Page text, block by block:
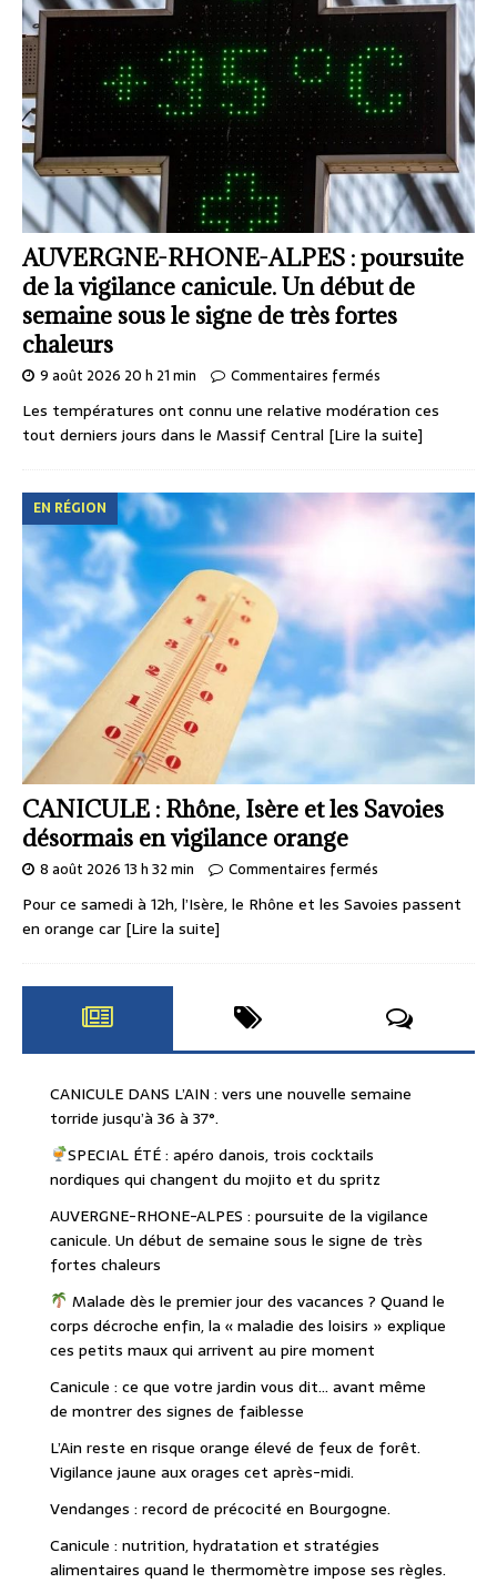
AUVERGNE-RHONE-ALPES : poursuite
de la vigilance canicule. Un début de
semaine sous le signe de très fortes
chaleurs
9 août 2026 20 h 21 min Commentaires fermés
Les températures ont connu une relative modération ces
tout derniers jours dans le Massif Central [Lire la suite]
CANICULE : Rhône, Isère et les Savoies
désormais en vigilance orange
EN RÉGION
8 août 2026 13 h 32 min Commentaires fermés
Pour ce samedi à 12h, l’Isère, le Rhône et les Savoies passent
en orange car [Lire la suite]
CANICULE DANS L’AIN : vers une nouvelle semaine
torride jusqu’à 36 à 37°.
SPECIAL ÉTÉ : apéro danois, trois cocktails
nordiques qui changent du mojito et du spritz
AUVERGNE-RHONE-ALPES : poursuite de la vigilance
canicule. Un début de semaine sous le signe de très
fortes chaleurs
Malade dès le premier jour des vacances ? Quand le
corps décroche enfin, la « maladie des loisirs » explique
ces petits maux qui arrivent au pire moment
Canicule : ce que votre jardin vous dit… avant même
de montrer des signes de faiblesse
L’Ain reste en risque orange élevé de feux de forêt.
Vigilance jaune aux orages cet après-midi.
Vendanges : record de précocité en Bourgogne.
Canicule : nutrition, hydratation et stratégies
alimentaires quand le thermomètre impose ses règles.